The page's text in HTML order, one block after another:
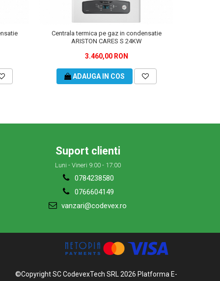
Centrala termica pe gaz in condensatie
ARISTON CARES S 24KW
3.460,00 RON
ADAUGA IN COS
Suport clienti
Luni - Vineri 9:00 - 17:00
0784238580
0766604149
vanzari@codevex.ro
©Copyright SC CodevexTech SRL 2026 Platforma E-